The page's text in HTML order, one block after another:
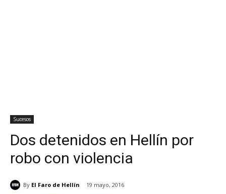
Sucesos
Dos detenidos en Hellín por
robo con violencia
By El Faro de Hellín 19 mayo, 2016